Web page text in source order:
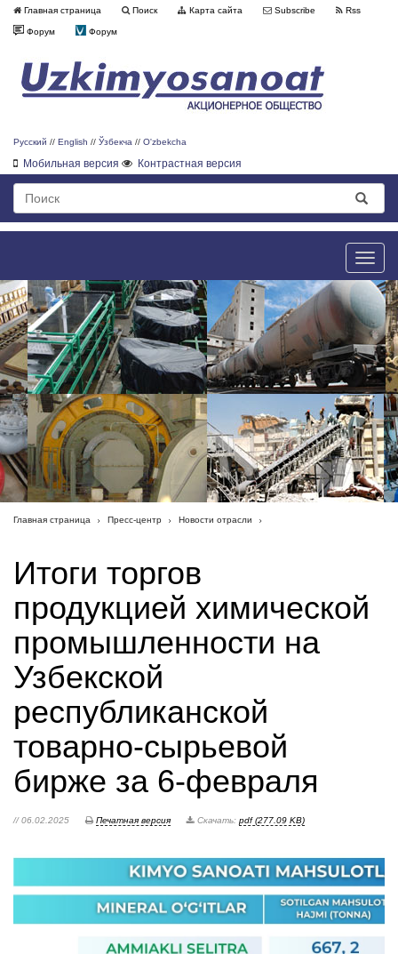
Главная страница Поиск Карта сайта Subscribe Rss
Форум Форум
Русский // English // Ўзбекча // O'zbekcha
Мобильная версия Контрастная версия
Toggle
Главная страница Пресс-центр Новости отрасли
Итоги торгов
продукцией химической
промышленности на
Узбекской
республиканской
товарно-сырьевой
бирже за 6-февраля
// 06.02.2025 Печатная версия Скачать: pdf (277.09 KB)